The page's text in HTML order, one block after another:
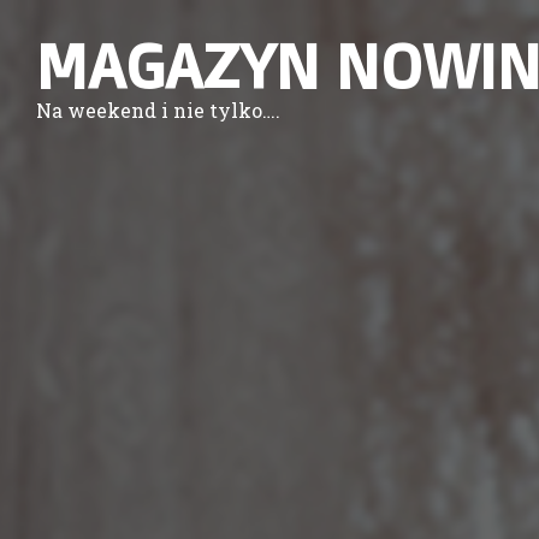
MAGAZYN
Na weekend i nie tylko….